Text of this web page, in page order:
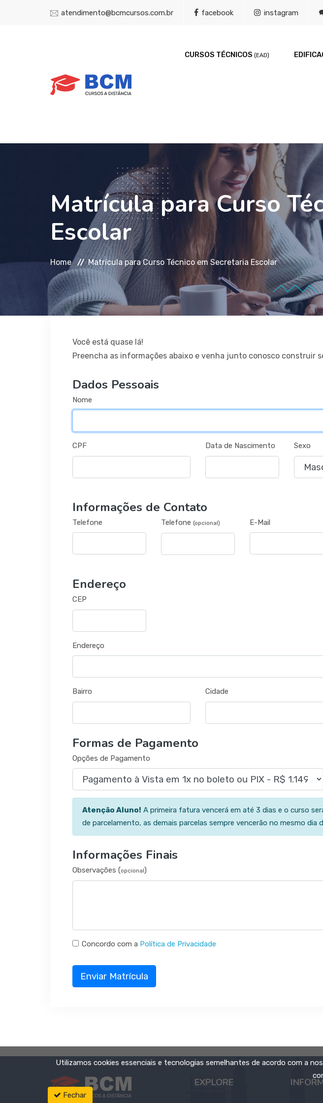
atendimento@bcmcursos.com.br facebook instagram
CURSOS TÉCNICOS (EAD)
Matrícula para Curso
Escolar
Home Matrícula para Curso Técnico em Secretaria Escolar
Você está quase lá!
Preencha as informações abaixo e venha junto conosco construir
Dados Pessoais
Nome
CPF Data de Nascimento Sexo
Informações de Contato
Telefone Telefone (opcional) E-Mail
Endereço
CEP
Endereço
Bairro Cidade
Formas de Pagamento
Opções de Pagamento
Atenção Aluno! A primeira fatura vencerá em até 3 dias e o curso
de parcelamento, as demais parcelas sempre vencerão no mesmo dia
Informações Finais
Observações (opcional)
Concordo com a Política de Privacidade
Enviar Matrícula
EXPLORE
Utilizamos cookies essenciais e tecnologias semelhantes de acordo com a
Fechar